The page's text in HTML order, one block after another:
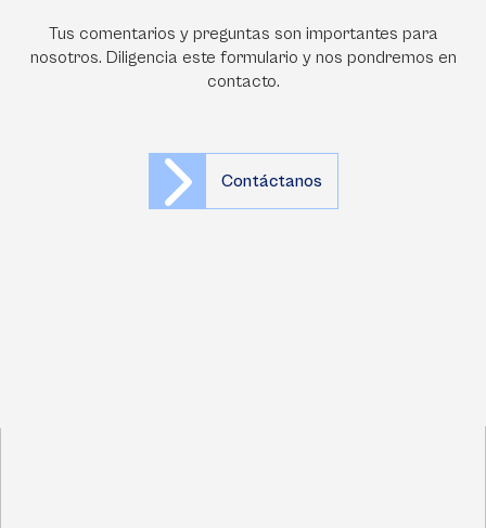
Tus comentarios y preguntas son importantes para
nosotros. Diligencia este formulario y nos pondremos en
contacto.
Contáctanos